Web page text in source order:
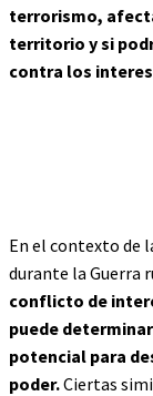
terrorismo,
territorio y si
contra los
En el contexto de
durante la Guerra
conflicto de
puede
potencial para
poder.Ciertas